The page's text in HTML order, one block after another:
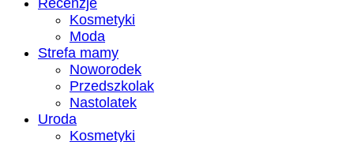
Recenzje
Kosmetyki
Moda
Strefa mamy
Noworodek
Przedszkolak
Nastolatek
Uroda
Kosmetyki